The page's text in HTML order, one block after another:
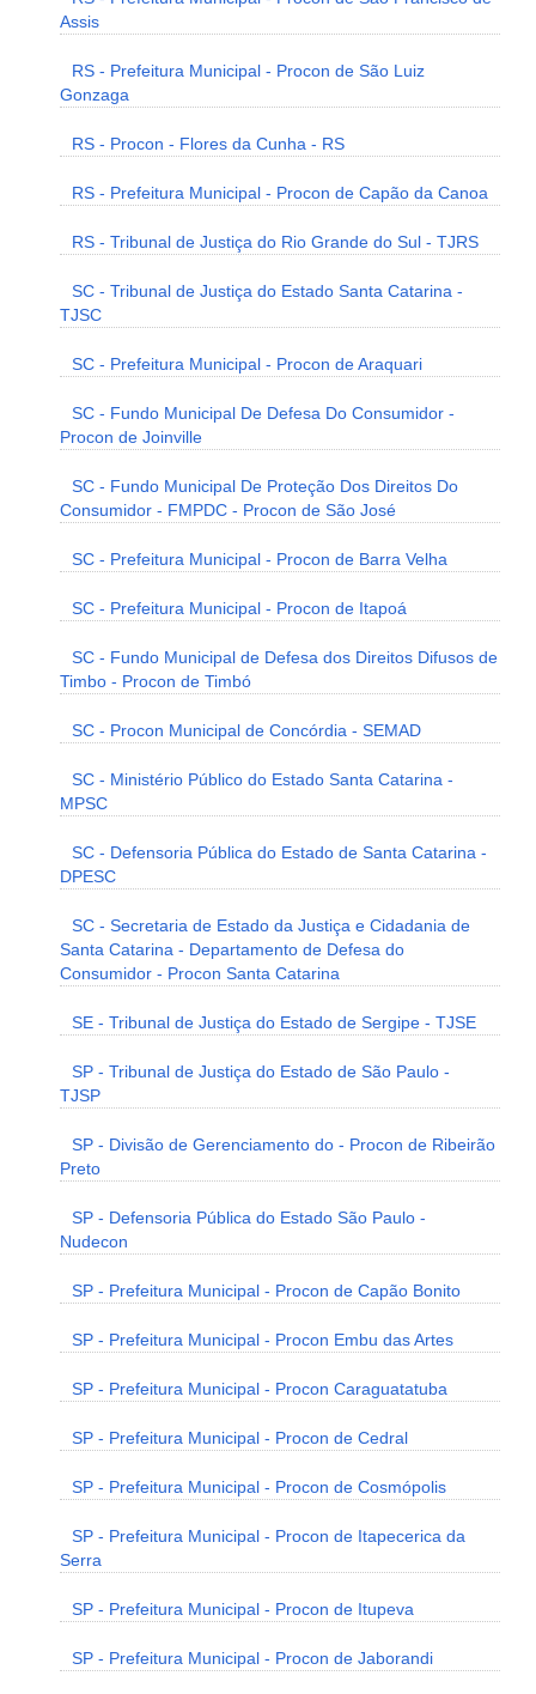
Assis
RS - Prefeitura Municipal - Procon de São Luiz
Gonzaga
RS - Procon - Flores da Cunha - RS
RS - Prefeitura Municipal - Procon de Capão da Canoa
RS - Tribunal de Justiça do Rio Grande do Sul - TJRS
SC - Tribunal de Justiça do Estado Santa Catarina -
TJSC
SC - Prefeitura Municipal - Procon de Araquari
SC - Fundo Municipal De Defesa Do Consumidor -
Procon de Joinville
SC - Fundo Municipal De Proteção Dos Direitos Do
Consumidor - FMPDC - Procon de São José
SC - Prefeitura Municipal - Procon de Barra Velha
SC - Prefeitura Municipal - Procon de Itapoá
SC - Fundo Municipal de Defesa dos Direitos Difusos de
Timbo - Procon de Timbó
SC - Procon Municipal de Concórdia - SEMAD
SC - Ministério Público do Estado Santa Catarina -
MPSC
SC - Defensoria Pública do Estado de Santa Catarina -
DPESC
SC - Secretaria de Estado da Justiça e Cidadania de
Santa Catarina - Departamento de Defesa do
Consumidor - Procon Santa Catarina
SE - Tribunal de Justiça do Estado de Sergipe - TJSE
SP - Tribunal de Justiça do Estado de São Paulo -
TJSP
SP - Divisão de Gerenciamento do - Procon de Ribeirão
Preto
SP - Defensoria Pública do Estado São Paulo -
Nudecon
SP - Prefeitura Municipal - Procon de Capão Bonito
SP - Prefeitura Municipal - Procon Embu das Artes
SP - Prefeitura Municipal - Procon Caraguatatuba
SP - Prefeitura Municipal - Procon de Cedral
SP - Prefeitura Municipal - Procon de Cosmópolis
SP - Prefeitura Municipal - Procon de Itapecerica da
Serra
SP - Prefeitura Municipal - Procon de Itupeva
SP - Prefeitura Municipal - Procon de Jaborandi